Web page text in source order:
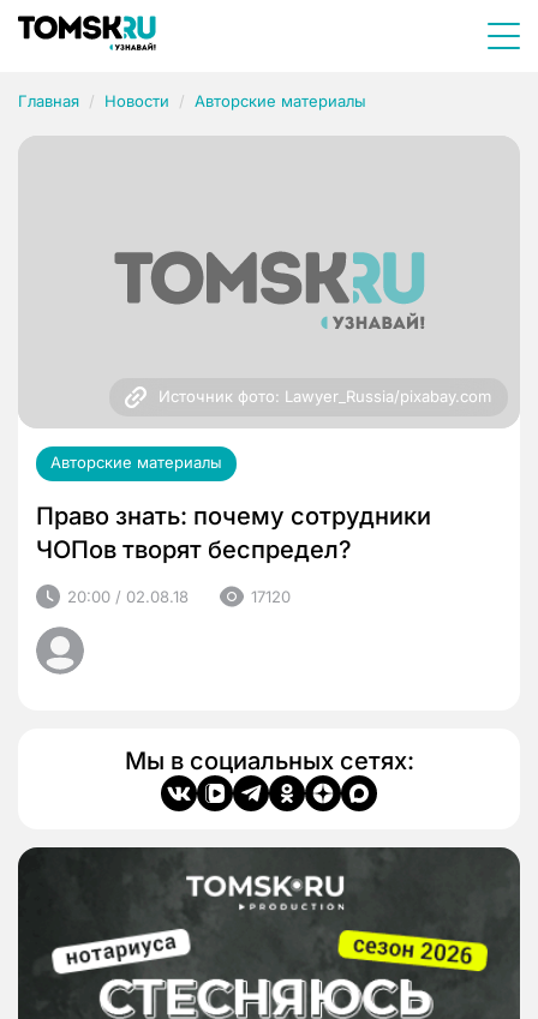
Главная Новости Авторские материалы
Источник фото: Lawyer_Russia/pixabay.com
Авторские материалы
Право знать: почему сотрудники
ЧОПов творят беспредел?
20:00 / 02.08.18 17120
Мы в социальных сетях: